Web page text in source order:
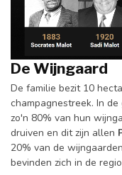
De Wijngaard
De familie bezit 10
champagnestreek. In
zo'n 80% van hun
druiven en dit zijn allen
20% van de
bevinden zich in de